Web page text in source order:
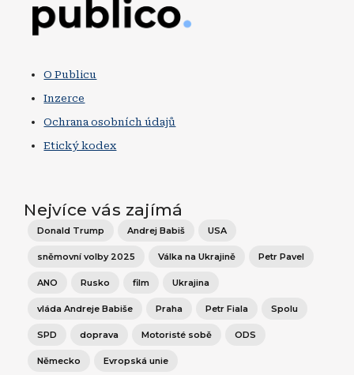
O Publicu
Inzerce
Ochrana osobních údajů
Etický kodex
Nejvíce vás zajímá
Donald Trump Andrej Babiš USA
sněmovní volby 2025 Válka na Ukrajině Petr Pavel
ANO Rusko film Ukrajina
vláda Andreje Babiše Praha Petr Fiala Spolu
SPD doprava Motoristé sobě ODS
Německo Evropská unie